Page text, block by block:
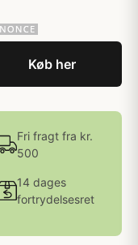
Køb her
Fri fragt fra kr.
500
14 dages
fortrydelsesret